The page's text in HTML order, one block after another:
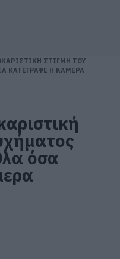
ΣΤΙΓΜΗ ΤΟΥ
ΚΑΤΕΓΡΑΨΕ Η ΚΑΜΕΡΑ
όσα